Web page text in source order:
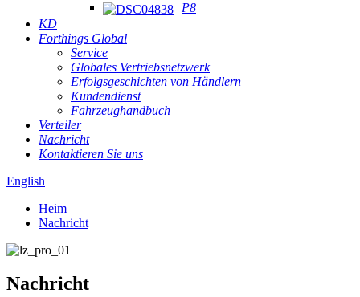
P8
KD
Forthings Global
Service
Globales Vertriebsnetzwerk
Erfolgsgeschichten von Händlern
Kundendienst
Fahrzeughandbuch
Verteiler
Nachricht
Kontaktieren Sie uns
English
Heim
Nachricht
Nachricht